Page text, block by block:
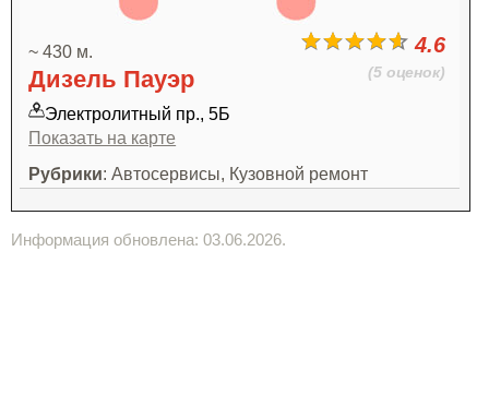
4.6
(5 оценок)
~ 430 м.
Дизель Пауэр
Электролитный пр., 5Б
Показать на карте
Рубрики: Автосервисы, Кузовной ремонт
Информация обновлена: 03.06.2026.